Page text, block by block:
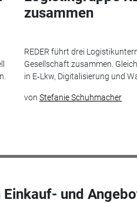
zusammen
REDER führt drei
Gesellschaft zusammen.
in E‑Lkw, Digitalisierung und
von Stefanie Schuhmacher
und